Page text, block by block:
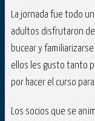
La jornada fue todo
adultos disfrutaron de
bucear y
ellos les gusto tanto
por hacer el curso
Los socios que se